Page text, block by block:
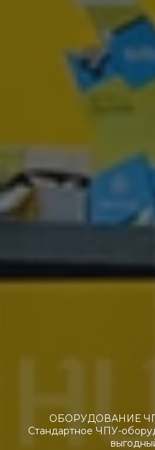
ОБОРУДОВАНИЕ
Стандартное ЧПУ-